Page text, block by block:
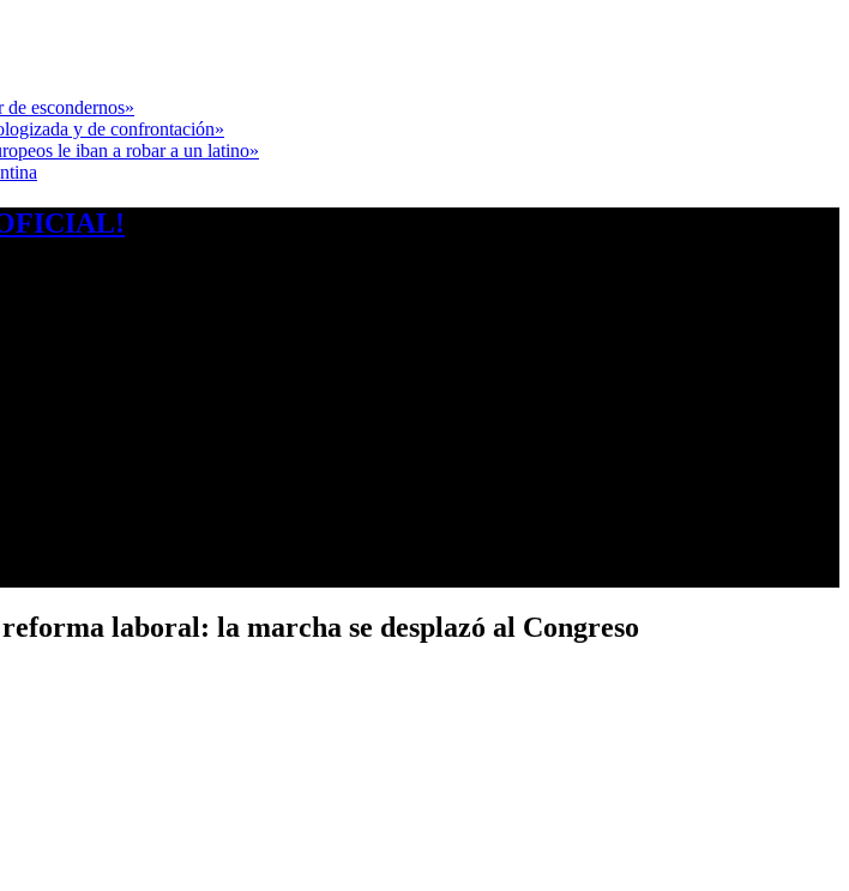
escondernos»
y de confrontación»
le iban a robar a un latino»
laboral: la marcha se desplazó al Congreso